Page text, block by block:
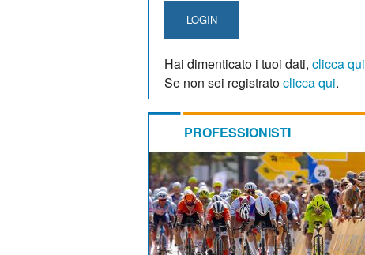
LOGIN
Hai dimenticato i tuoi dati, clicca qui
Se non sei registratoclicca qui.
PROFESSIONISTI